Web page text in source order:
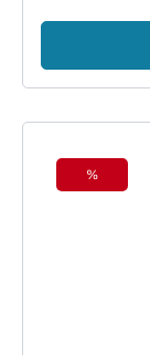
Rabatt
%